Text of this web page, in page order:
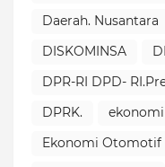
Daerah. Nusantara
DISKOMINSA
DPR-RI DPD-
DPRK.
ekonomi
Ekonomi Otomotif